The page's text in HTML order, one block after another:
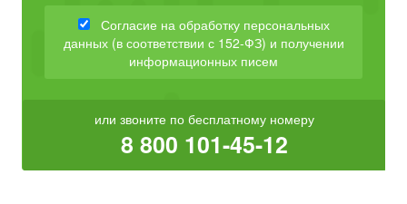
Согласие на обработку персональных
данных (в соответствии с 152-ФЗ) и получении
информационных писем
или звоните по бесплатному номеру
8 800 101-45-12